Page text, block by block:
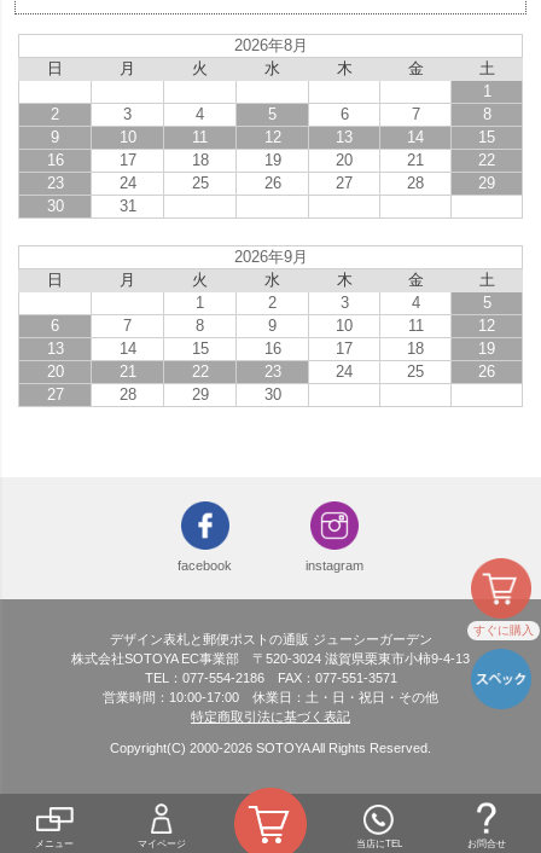
すぐに購入
2026年8月
日
月 火 水 木 金
土
1
2
3 4 5 6 7
8
9
10 11 12 13 14
15
16
17 18 19 20 21
22
23
24 25 26 27 28
29
30
31
2026年9月
日
月 火 水 木 金
土
1
2 3 4
5
6
7 8 9 10 11
12
13
14 15 16 17 18
19
20
21 22 23 24 25
26
27
28 29 30
facebook instagram
デザイン表札と郵便ポストの通販 ジューシーガーデン
株式会社SOTOYA EC事業部 〒520-3024 滋賀県栗東市小柿9-4-13
TEL：077-554-2186 FAX：077-551-3571
営業時間：10:00-17:00 休業日：土・日・祝日・その他
特定商取引法に基づく表記
Copyright(C) 2000-2026 SOTOYA All Rights Reserved.
メニュー マイページ 当店にTEL お問合せ